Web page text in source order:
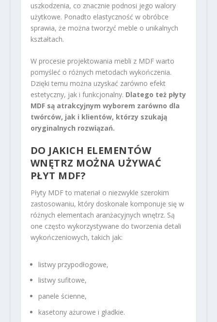
uszkodzenia, co znacznie podnosi jego walory
użytkowe. Ponadto elastyczność w obróbce
sprawia, że można tworzyć meble o unikalnych
kształtach.
W procesie projektowania mebli z MDF warto
pomyśleć o różnych metodach wykończenia.
Dzięki temu można uzyskać zarówno efekt
estetyczny, jak i funkcjonalny. Dlatego też płyty
MDF są atrakcyjnym wyborem zarówno dla
twórców, jak i klientów, którzy szukają
oryginalnych rozwiązań.
DO JAKICH ELEMENTÓW
WNĘTRZ MOŻNA UŻYWAĆ
PŁYT MDF?
Płyty MDF to materiał o niezwykle szerokim
zastosowaniu, który doskonale komponuje się w
różnych elementach aranżacyjnych wnętrz. Są
one często wykorzystywane do tworzenia detali
wykończeniowych, takich jak:
listwy przypodłogowe,
listwy sufitowe,
panele ścienne,
kasetony ażurowe i gładkie.